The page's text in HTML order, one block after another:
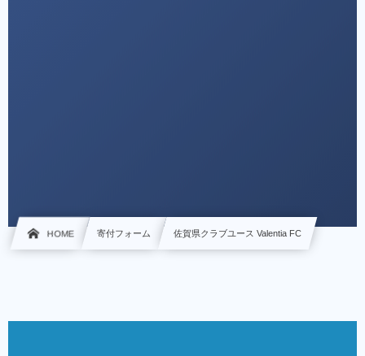
HOME 寄付フォーム 佐賀県クラブユース Valentia FC